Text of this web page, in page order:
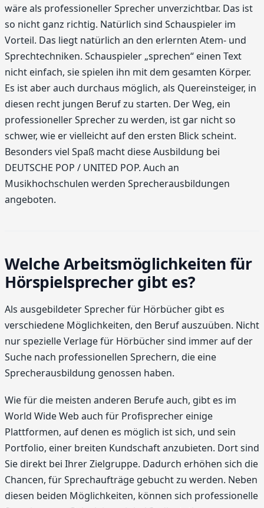
wäre als professioneller Sprecher unverzichtbar. Das ist
so nicht ganz richtig. Natürlich sind Schauspieler im
Vorteil. Das liegt natürlich an den erlernten Atem- und
Sprechtechniken. Schauspieler „sprechen“ einen Text
nicht einfach, sie spielen ihn mit dem gesamten Körper.
Es ist aber auch durchaus möglich, als Quereinsteiger, in
diesen recht jungen Beruf zu starten. Der Weg, ein
professioneller Sprecher zu werden, ist gar nicht so
schwer, wie er vielleicht auf den ersten Blick scheint.
Besonders viel Spaß macht diese Ausbildung bei
DEUTSCHE POP / UNITED POP. Auch an
Musikhochschulen werden Sprecherausbildungen
angeboten.
Welche Arbeitsmöglichkeiten für
Hörspielsprecher gibt es?
Als ausgebildeter Sprecher für Hörbücher gibt es
verschiedene Möglichkeiten, den Beruf auszuüben. Nicht
nur spezielle Verlage für Hörbücher sind immer auf der
Suche nach professionellen Sprechern, die eine
Sprecherausbildung genossen haben.
Wie für die meisten anderen Berufe auch, gibt es im
World Wide Web auch für Profisprecher einige
Plattformen, auf denen es möglich ist sich, und sein
Portfolio, einer breiten Kundschaft anzubieten. Dort sind
Sie direkt bei Ihrer Zielgruppe. Dadurch erhöhen sich die
Chancen, für Sprechaufträge gebucht zu werden. Neben
diesen beiden Möglichkeiten, können sich professionelle